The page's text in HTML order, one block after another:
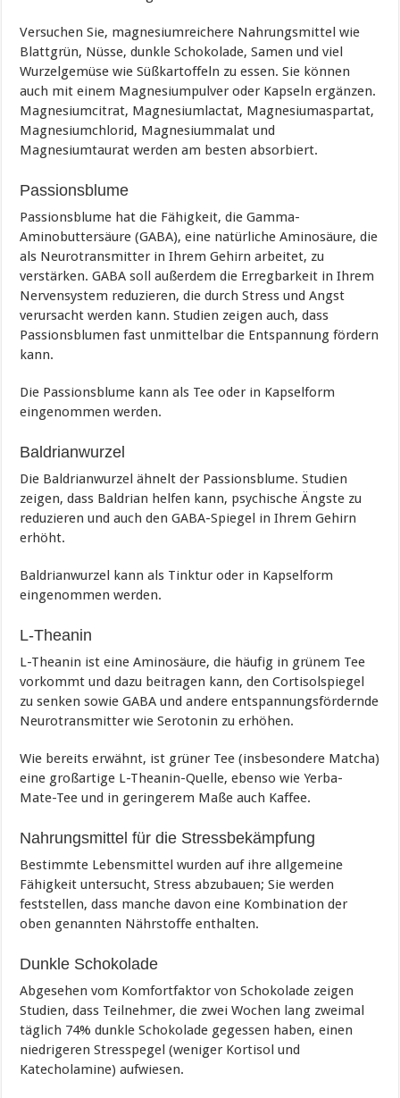
Versuchen Sie, magnesiumreichere Nahrungsmittel wie
Blattgrün, Nüsse, dunkle Schokolade, Samen und viel
Wurzelgemüse wie Süßkartoffeln zu essen. Sie können
auch mit einem Magnesiumpulver oder Kapseln ergänzen.
Magnesiumcitrat, Magnesiumlactat, Magnesiumaspartat,
Magnesiumchlorid, Magnesiummalat und
Magnesiumtaurat werden am besten absorbiert.
Passionsblume
Passionsblume hat die Fähigkeit, die Gamma-
Aminobuttersäure (GABA), eine natürliche Aminosäure, die
als Neurotransmitter in Ihrem Gehirn arbeitet, zu
verstärken. GABA soll außerdem die Erregbarkeit in Ihrem
Nervensystem reduzieren, die durch Stress und Angst
verursacht werden kann. Studien zeigen auch, dass
Passionsblumen fast unmittelbar die Entspannung fördern
kann.
Die Passionsblume kann als Tee oder in Kapselform
eingenommen werden.
Baldrianwurzel
Die Baldrianwurzel ähnelt der Passionsblume. Studien
zeigen, dass Baldrian helfen kann, psychische Ängste zu
reduzieren und auch den GABA-Spiegel in Ihrem Gehirn
erhöht.
Baldrianwurzel kann als Tinktur oder in Kapselform
eingenommen werden.
L-Theanin
L-Theanin ist eine Aminosäure, die häufig in grünem Tee
vorkommt und dazu beitragen kann, den Cortisolspiegel
zu senken sowie GABA und andere entspannungsfördernde
Neurotransmitter wie Serotonin zu erhöhen.
Wie bereits erwähnt, ist grüner Tee (insbesondere Matcha)
eine großartige L-Theanin-Quelle, ebenso wie Yerba-
Mate-Tee und in geringerem Maße auch Kaffee.
Nahrungsmittel für die Stressbekämpfung
Bestimmte Lebensmittel wurden auf ihre allgemeine
Fähigkeit untersucht, Stress abzubauen; Sie werden
feststellen, dass manche davon eine Kombination der
oben genannten Nährstoffe enthalten.
Dunkle Schokolade
Abgesehen vom Komfortfaktor von Schokolade zeigen
Studien, dass Teilnehmer, die zwei Wochen lang zweimal
täglich 74% dunkle Schokolade gegessen haben, einen
niedrigeren Stresspegel (weniger Kortisol und
Katecholamine) aufwiesen.